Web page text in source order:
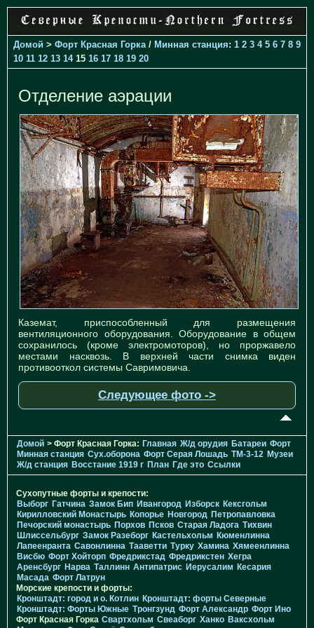
Домой > Форт Красная Горка / Минная станция: 1 2 3 4 5 6 7 8 9
10 11 12 13 1415 16 17 18 19 20
Отделение аэрации
Каземат, приспособленный для размещения
вентиляционного оборудования. Оборудование в общем
сохранилось (кроме электромоторов), но проржавело
местами насквозь. В верхней части снимка виден
противооткол системы Савримовича.
Следующее фото ->
Домой > Форт Красная Горка: Главная Ж/д орудия Батареи Форт
Минная станция Cух.оборона Форт Серая Лошадь TM-3-12 Музеи
Ж/д станция Восстание 1919 г План Где это Ссылки
Сухопутные форты и крепости:
Выборг Гатчина Замок Бип Ивангород Изборск Кексгольм
Кирилловский Монастырь Копорье Новгород Петропавловка
Печорcкий монастырь Порхов Псков Старая Ладога Тихвин
Шлиссельбург Замок Разеборг Кастельхольм Кюменлинна
Лапеенранта Савонлинна Тааветти Турку Хамина Хямеенлинна
Висбю Форт Хойторп Фредрикстад Фредрикстен Хегра
Аренсбург Нарва Таллинн Антипатрис Иерусалим Кесария
Масада Форт Латрун
Морские крепости и форты:
Кронштадт: город и о. Котлин Кронштадт: форты Северные
Кронштадт: Форты Южные Тронгзунд Форт Александр Форт Ино
Форт Красная Горка Свартхольм Свеаборг Ханко Ваксхольм